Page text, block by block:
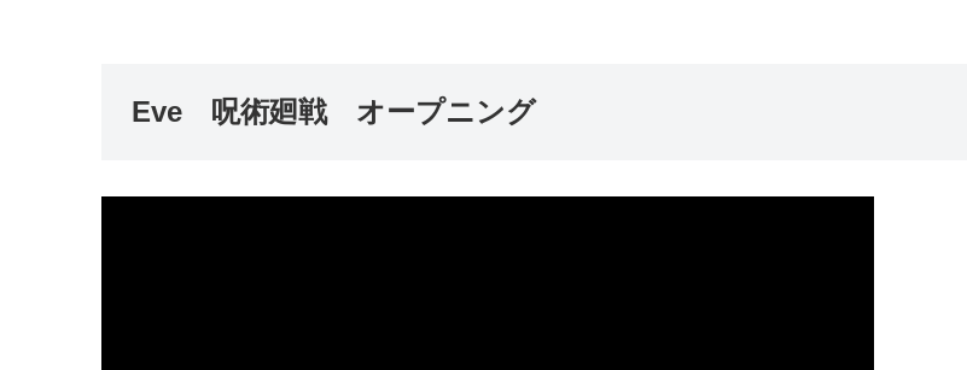
Eve 呪術廻戦 オープニング